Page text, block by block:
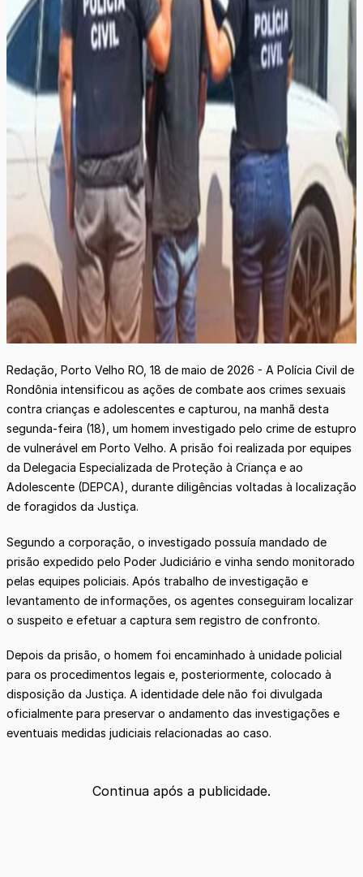
Redação, Porto Velho RO, 18 de maio de 2026 - A Polícia Civil de
Rondônia intensificou as ações de combate aos crimes sexuais
contra crianças e adolescentes e capturou, na manhã desta
segunda-feira (18), um homem investigado pelo crime de estupro
de vulnerável em Porto Velho. A prisão foi realizada por equipes
da Delegacia Especializada de Proteção à Criança e ao
Adolescente (DEPCA), durante diligências voltadas à localização
de foragidos da Justiça.
Segundo a corporação, o investigado possuía mandado de
prisão expedido pelo Poder Judiciário e vinha sendo monitorado
pelas equipes policiais. Após trabalho de investigação e
levantamento de informações, os agentes conseguiram localizar
o suspeito e efetuar a captura sem registro de confronto.
Depois da prisão, o homem foi encaminhado à unidade policial
para os procedimentos legais e, posteriormente, colocado à
disposição da Justiça. A identidade dele não foi divulgada
oficialmente para preservar o andamento das investigações e
eventuais medidas judiciais relacionadas ao caso.
Continua após a publicidade.